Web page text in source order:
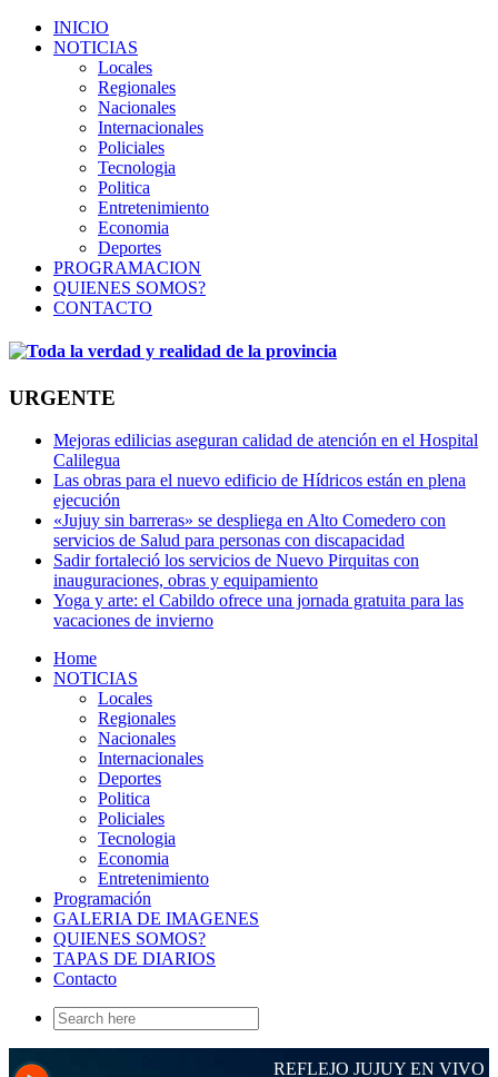
INICIO
NOTICIAS
Locales
Regionales
Nacionales
Internacionales
Policiales
Tecnologia
Politica
Entretenimiento
Economia
Deportes
PROGRAMACION
QUIENES SOMOS?
CONTACTO
URGENTE
Mejoras edilicias aseguran calidad de atención en el Hospital
Calilegua
Las obras para el nuevo edificio de Hídricos están en plena
ejecución
«Jujuy sin barreras» se despliega en Alto Comedero con
servicios de Salud para personas con discapacidad
Sadir fortaleció los servicios de Nuevo Pirquitas con
inauguraciones, obras y equipamiento
Yoga y arte: el Cabildo ofrece una jornada gratuita para las
vacaciones de invierno
Home
NOTICIAS
Locales
Regionales
Nacionales
Internacionales
Deportes
Politica
Policiales
Tecnologia
Economia
Entretenimiento
Programación
GALERIA DE IMAGENES
QUIENES SOMOS?
TAPAS DE DIARIOS
Contacto
Search
for: